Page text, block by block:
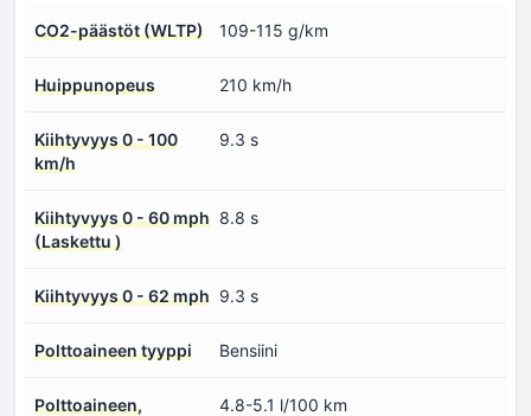
CO2-päästöt (WLTP) 109-115 g/km
Huippunopeus 210 km/h
Kiihtyvyys 0 - 100
km/h
9.3 s
Kiihtyvyys 0 - 60 mph
(Laskettu )
8.8 s
Kiihtyvyys 0 - 62 mph 9.3 s
Polttoaineen tyyppi Bensiini
Polttoaineen,
4.8-5.1 l/100 km